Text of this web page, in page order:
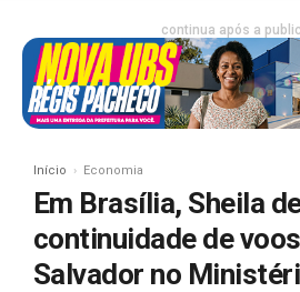
continua após a
Início Economia
Em Brasília, Sheila
continuidade de
Salvador no